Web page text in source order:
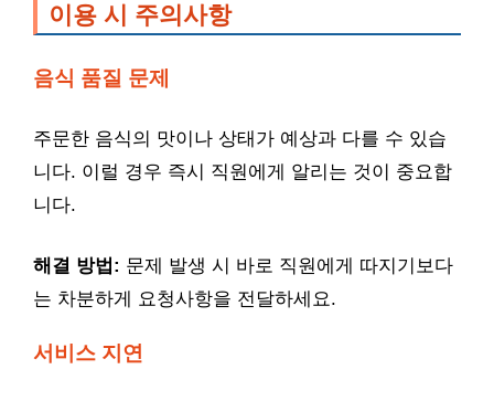
이용 시 주의사항
음식 품질 문제
주문한 음식의 맛이나 상태가 예상과 다를 수 있습
니다. 이럴 경우 즉시 직원에게 알리는 것이 중요합
니다.
해결 방법: 문제 발생 시 바로 직원에게 따지기보다
는 차분하게 요청사항을 전달하세요.
서비스 지연